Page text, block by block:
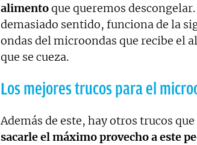
alimentoque queremos
demasiado sentido, funciona de la
ondas del microondas que recibe el
que se cueza.
Los mejores trucos para el
Además de este, hay otros trucos
sacarle el máximo provecho a este